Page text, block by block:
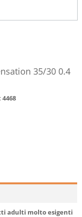
35/30 0.4
4468
adulti molto esigenti